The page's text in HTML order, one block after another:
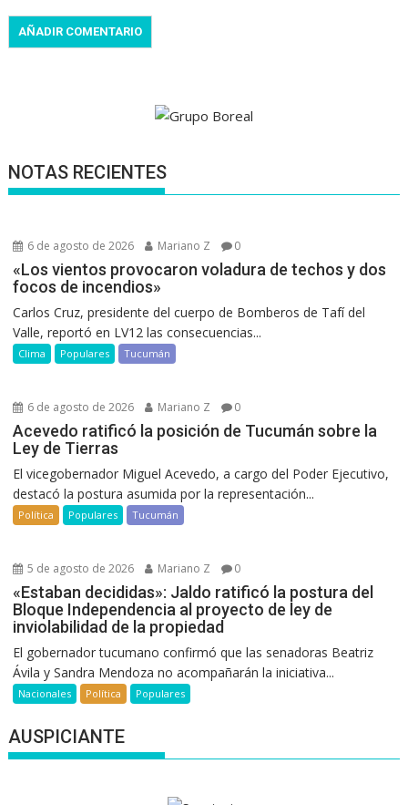
NOTAS RECIENTES
6 de agosto de 2026 Mariano Z 0
«Los vientos provocaron voladura de techos y dos
focos de incendios»
Carlos Cruz, presidente del cuerpo de Bomberos de Tafí del
Valle, reportó en LV12 las consecuencias...
Clima Populares Tucumán
6 de agosto de 2026 Mariano Z 0
Acevedo ratificó la posición de Tucumán sobre la
Ley de Tierras
El vicegobernador Miguel Acevedo, a cargo del Poder Ejecutivo,
destacó la postura asumida por la representación...
Política Populares Tucumán
5 de agosto de 2026 Mariano Z 0
«Estaban decididas»: Jaldo ratificó la postura del
Bloque Independencia al proyecto de ley de
inviolabilidad de la propiedad
El gobernador tucumano confirmó que las senadoras Beatriz
Ávila y Sandra Mendoza no acompañarán la iniciativa...
Nacionales Política Populares
AUSPICIANTE